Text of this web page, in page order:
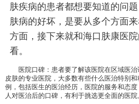
肤疾病的患者都想要知道的问
肤病的好坏，是要从多个方面
方面，接下来就和海口肤康医
看。
医院口碑：患者要了解该医院在区域医治
皮肤的专业医院，大多数有些什么医治特别
例，包括医生的医治经历，医院的服务和态
人对医治后的口碑，有利于挑选更全面的医院